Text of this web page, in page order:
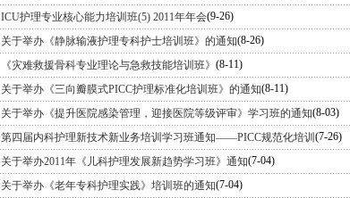
ICU护理专业核心能力培训班(5) 2011年年会(9-26)
关于举办《静脉输液护理专科护士培训班》的通知(8-26)
《灾难救援骨科专业理论与急救技能培训班》 (8-11)
关于举办《三向瓣膜式PICC护理标准化培训班》的通知(8-11)
关于举办《提升医院感染管理，迎接医院等级评审》学习班的通知(8-03)
第四届内科护理新技术新业务培训学习班通知——PICC规范化培训 (7-26)
关于举办2011年《儿科护理发展新趋势学习班》通知(7-04)
关于举办《老年专科护理实践》培训班的通知(7-04)